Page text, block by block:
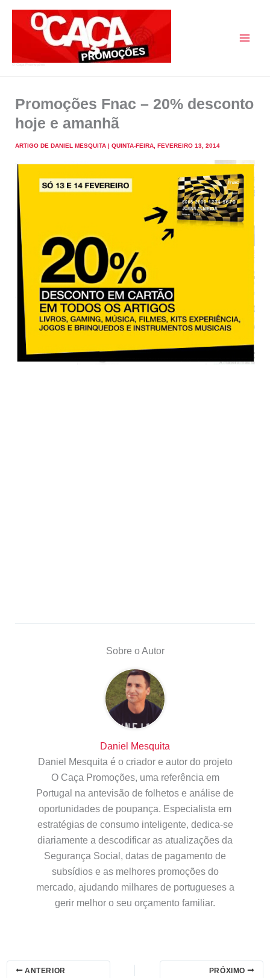
Promoções Fnac – 20% desconto
hoje e amanhã
ARTIGO DE DANIEL MESQUITA | QUINTA-FEIRA, FEVEREIRO 13, 2014
Sobre o Autor
Daniel Mesquita
Daniel Mesquita é o criador e autor do projeto
O Caça Promoções, uma referência em
Portugal na antevisão de folhetos e análise de
oportunidades de poupança. Especialista em
estratégias de consumo inteligente, dedica-se
diariamente a descodificar as atualizações da
Segurança Social, datas de pagamento de
subsídios e as melhores promoções do
mercado, ajudando milhares de portugueses a
gerir melhor o seu orçamento familiar.
ANTERIOR PRÓXIMO